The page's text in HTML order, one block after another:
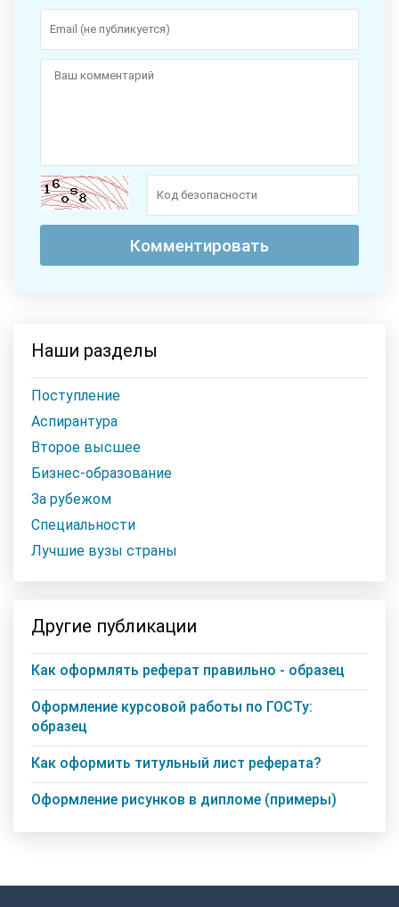
Наши разделы
Поступление
Аспирантура
Второе высшее
Бизнес-образование
За рубежом
Специальности
Лучшие вузы страны
Другие публикации
Как оформлять реферат правильно - образец
Оформление курсовой работы по ГОСТу:
образец
Как оформить титульный лист реферата?
Оформление рисунков в дипломе (примеры)